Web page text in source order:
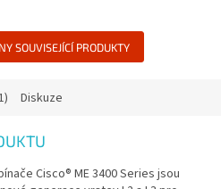
SOUVISEJÍCÍ PRODUKTY
Diskuze
Cisco® ME 3400 Series jsou